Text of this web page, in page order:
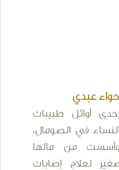
عبدي
إحدى أوائل طبيبات
النساء في الصومال،
من مالها
لعلاج إصابات